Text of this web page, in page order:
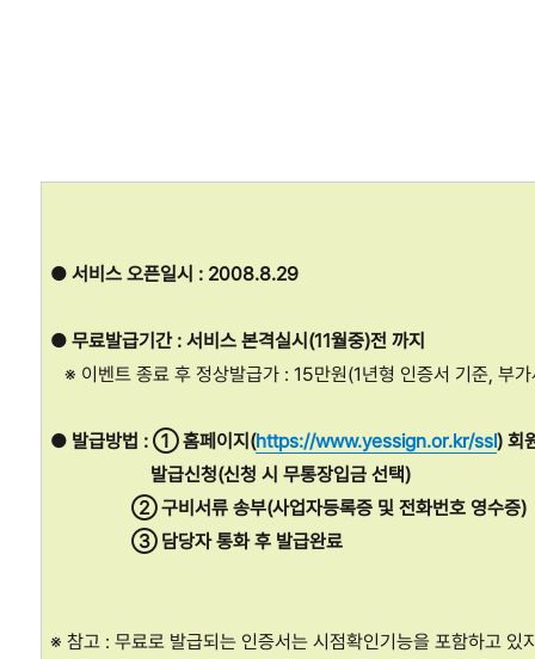
● 서비스 오픈일시 : 2008.8.29
● 무료발급기간 : 서비스 본격실시(11월중)전 까지
※ 이벤트 종료 후 정상발급가 : 15만원(1년형 인증서 기준, 부
● 발급방법 : ① 홈페이지(https://www.yessign.or.kr/ssl) 회
발급신청(신청 시 무통장입금 선택)
② 구비서류 송부(사업자등록증 및 전화번호 영수증)
③ 담당자 통화 후 발급완료
※ 참고 : 무료로 발급되는 인증서는 시점확인기능을 포함하고 있